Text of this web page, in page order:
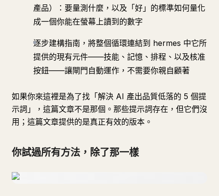
產品）：要量測什麼，以及「好」的標準如何量化
成一個你能在螢幕上讀到的數字
逐步建構指南，將整個循環連結到 hermes 中它所
提供的現有元件——技能、記憶、排程、以及核准
按鈕——讓閘門自動運作，不需要你親自顧著
如果你來這裡是為了找「解決 AI 產出品質低落的 5 個提
示詞」，這篇文章不是那個。那些提示詞存在，但它們沒
用；這篇文章提供的是真正有效的版本。
你試過所有方法，除了那一樣